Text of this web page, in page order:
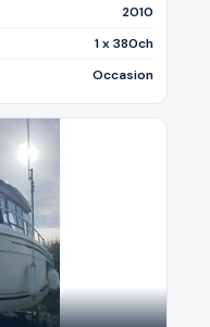
2010
1 x 380ch
Occasion